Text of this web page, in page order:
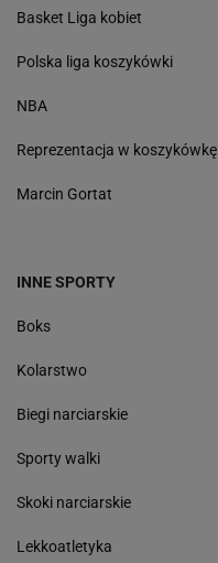
Basket Liga kobiet
Polska liga koszykówki
NBA
Reprezentacja w koszykówkę
Marcin Gortat
INNE SPORTY
Boks
Kolarstwo
Biegi narciarskie
Sporty walki
Skoki narciarskie
Lekkoatletyka